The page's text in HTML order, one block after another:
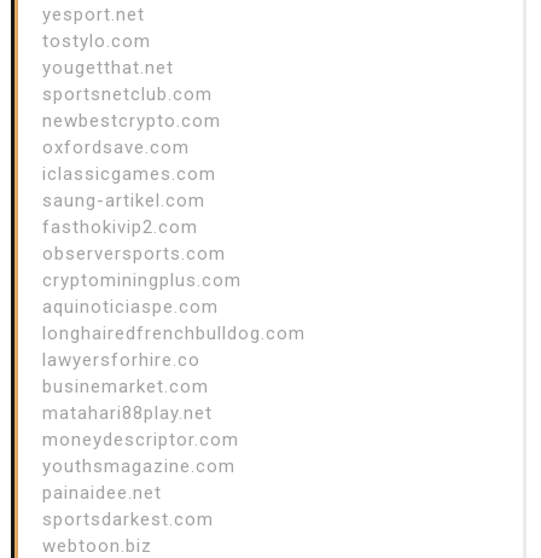
yesport.net
tostylo.com
yougetthat.net
sportsnetclub.com
newbestcrypto.com
oxfordsave.com
iclassicgames.com
saung-artikel.com
fasthokivip2.com
observersports.com
cryptominingplus.com
aquinoticiaspe.com
longhairedfrenchbulldog.com
lawyersforhire.co
businemarket.com
matahari88play.net
moneydescriptor.com
youthsmagazine.com
painaidee.net
sportsdarkest.com
webtoon.biz